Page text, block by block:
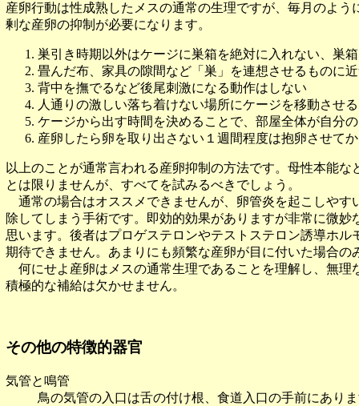
産卵行動は性成熟したメスの通常の生理ですが、毎月のよ
剰な産卵の抑制が必要になります。
巣引き時期以外はケージに巣箱を絶対に入れない、巣
畳んだ布、家具の隙間など「巣」を連想させるものに
背中を撫でるなど後尾刺激になる動作はしない
人通りの激しい落ち着けない場所にケージを移動させ
ケージから出す時間を決めることで、部屋全体が自分
産卵したら卵を取り出さない１週間程度は抱卵させて
以上のことが通常言われる産卵抑制の方法です。母性本能
とは限りませんが、すべてを試みるべきでしょう。
通常の場合はオススメできませんが、卵管炎を起こしやす
除してしまう手術です。即効的効果がありますが非常に微
思います。後者はプロゲステロンやテストステロン誘導ホ
期待できません。あまりにも頻繁な産卵が目に付いた場合
何にせよ産卵はメスの通常生理であることを理解し、無理
積極的な補給は欠かせません。
その他の特徴的器官
気管と鳴管
鳥の気管の入口は舌の付け根、食道入口の手前にあり